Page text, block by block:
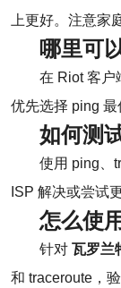
上更好。注意
哪里可
在 Riot 客户
优先选择 ping 最
如何测
使用 ping、
ISP 解决或尝试
怎么使
针对 瓦罗兰
和 traceroute，